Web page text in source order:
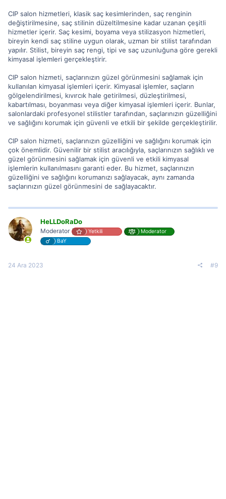
CIP salon hizmetleri, klasik saç kesimlerinden, saç renginin
değiştirilmesine, saç stilinin düzeltilmesine kadar uzanan çeşitli
hizmetler içerir. Saç kesimi, boyama veya stilizasyon hizmetleri,
bireyin kendi saç stiline uygun olarak, uzman bir stilist tarafından
yapılır. Stilist, bireyin saç rengi, tipi ve saç uzunluğuna göre gerekli
kimyasal işlemleri gerçekleştirir.
CIP salon hizmeti, saçlarınızın güzel görünmesini sağlamak için
kullanılan kimyasal işlemleri içerir. Kimyasal işlemler, saçların
gölgelendirilmesi, kıvırcık hale getirilmesi, düzleştirilmesi,
kabartılması, boyanması veya diğer kimyasal işlemleri içerir. Bunlar,
salonlardaki profesyonel stilistler tarafından, saçlarınızın güzelliğini
ve sağlığını korumak için güvenli ve etkili bir şekilde gerçekleştirilir.
CIP salon hizmeti, saçlarınızın güzelliğini ve sağlığını korumak için
çok önemlidir. Güvenilir bir stilist aracılığıyla, saçlarınızın sağlıklı ve
güzel görünmesini sağlamak için güvenli ve etkili kimyasal
işlemlerin kullanılmasını garanti eder. Bu hizmet, saçlarınızın
güzelliğini ve sağlığını korumanızı sağlayacak, aynı zamanda
saçlarınızın güzel görünmesini de sağlayacaktır.
HeLLDoRaDo
Moderator Yetkili
Moderator
BaY
24 Ara 2023 #9